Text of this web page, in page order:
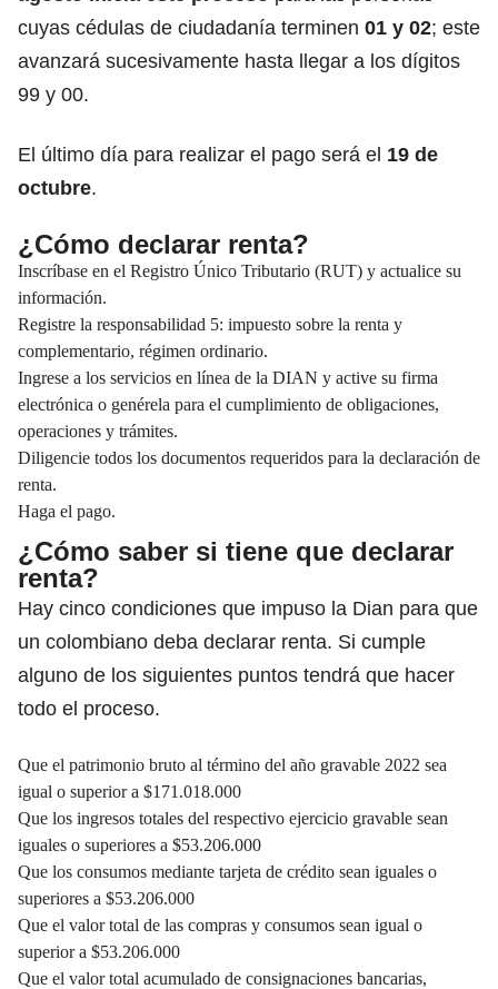
cuyas cédulas de ciudadanía terminen 01 y 02; este
avanzará sucesivamente hasta llegar a los dígitos
99 y 00.
El último día para realizar el pago será el 19 de
octubre.
¿Cómo declarar renta?
Inscríbase en el Registro Único Tributario (RUT) y actualice su
información.
Registre la responsabilidad 5: impuesto sobre la renta y
complementario, régimen ordinario.
Ingrese a los servicios en línea de la DIAN y active su firma
electrónica o genérela para el cumplimiento de obligaciones,
operaciones y trámites.
Diligencie todos los documentos requeridos para la declaración de
renta.
Haga el pago.
¿Cómo saber si tiene que declarar
renta?
Hay cinco condiciones que impuso la Dian para que
un colombiano deba declarar renta. Si cumple
alguno de los siguientes puntos tendrá que hacer
todo el proceso.
Que el patrimonio bruto al término del año gravable 2022 sea
igual o superior a $171.018.000
Que los ingresos totales del respectivo ejercicio gravable sean
iguales o superiores a $53.206.000
Que los consumos mediante tarjeta de crédito sean iguales o
superiores a $53.206.000
Que el valor total de las compras y consumos sean igual o
superior a $53.206.000
Que el valor total acumulado de consignaciones bancarias,